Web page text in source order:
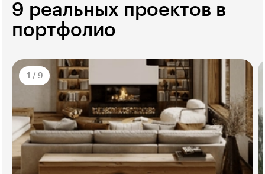
9 реальных проектов в
портфолио
1 / 9